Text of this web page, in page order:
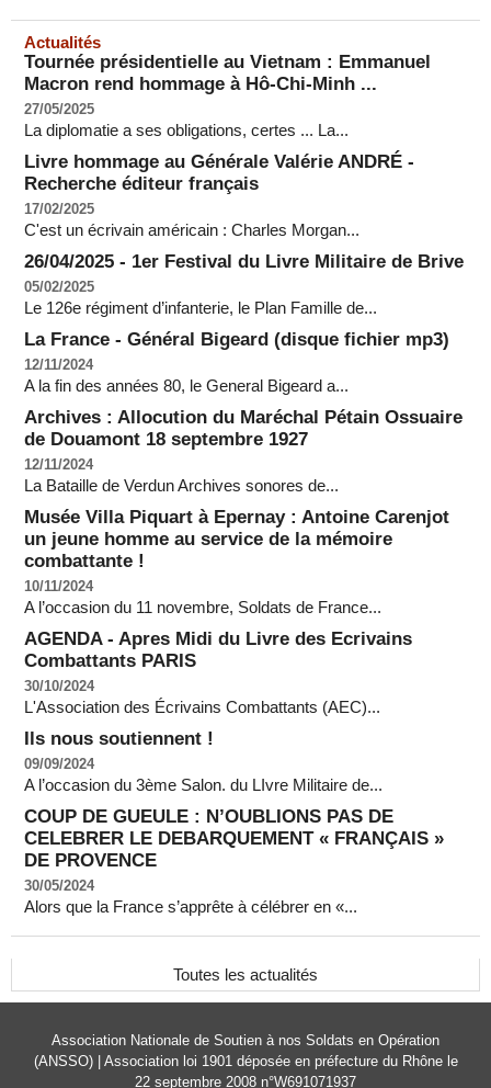
Actualités
Tournée présidentielle au Vietnam : Emmanuel
Macron rend hommage à Hô-Chi-Minh ...
27/05/2025
La diplomatie a ses obligations, certes ... La...
Livre hommage au Générale Valérie ANDRÉ -
Recherche éditeur français
17/02/2025
C'est un écrivain américain : Charles Morgan...
26/04/2025 - 1er Festival du Livre Militaire de Brive
05/02/2025
Le 126e régiment d’infanterie, le Plan Famille de...
La France - Général Bigeard (disque fichier mp3)
12/11/2024
A la fin des années 80, le General Bigeard a...
Archives : Allocution du Maréchal Pétain Ossuaire
de Douamont 18 septembre 1927
12/11/2024
La Bataille de Verdun Archives sonores de...
Musée Villa Piquart à Epernay : Antoine Carenjot
un jeune homme au service de la mémoire
combattante !
10/11/2024
A l’occasion du 11 novembre, Soldats de France...
AGENDA - Apres Midi du Livre des Ecrivains
Combattants PARIS
30/10/2024
L'Association des Écrivains Combattants (AEC)...
Ils nous soutiennent !
09/09/2024
A l’occasion du 3ème Salon. du LIvre Militaire de...
COUP DE GUEULE : N’OUBLIONS PAS DE
CELEBRER LE DEBARQUEMENT « FRANÇAIS »
DE PROVENCE
30/05/2024
Alors que la France s’apprête à célébrer en «...
Toutes les actualités
Association Nationale de Soutien à nos Soldats en Opération
(ANSSO) | Association loi 1901 déposée en préfecture du Rhône le
22 septembre 2008 n°W691071937